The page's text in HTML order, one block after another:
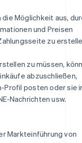
Möglichkeit aus,
und Preisen
zu
zu müssen,
abzuschließen,
Profil posten oder sie
Nachrichten usw.
Markteinführung von